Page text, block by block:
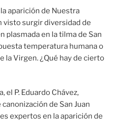
aparición de Nuestra
visto surgir diversidad de
plasmada en la tilma de San
temperatura humana o
la Virgen. ¿Qué hay de cierto
el P. Eduardo Chávez,
de San Juan
expertos en la aparición de